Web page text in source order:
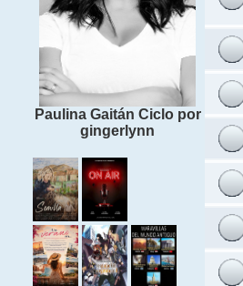
Paulina Gaitán Ciclo por
gingerlynn